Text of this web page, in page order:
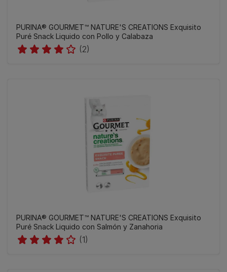
PURINA® GOURMET™ NATURE'S CREATIONS Exquisito
Puré Snack Liquido con Pollo y Calabaza
(2)
PURINA® GOURMET™ NATURE'S CREATIONS Exquisito
Puré Snack Liquido con Salmón y Zanahoria
(1)